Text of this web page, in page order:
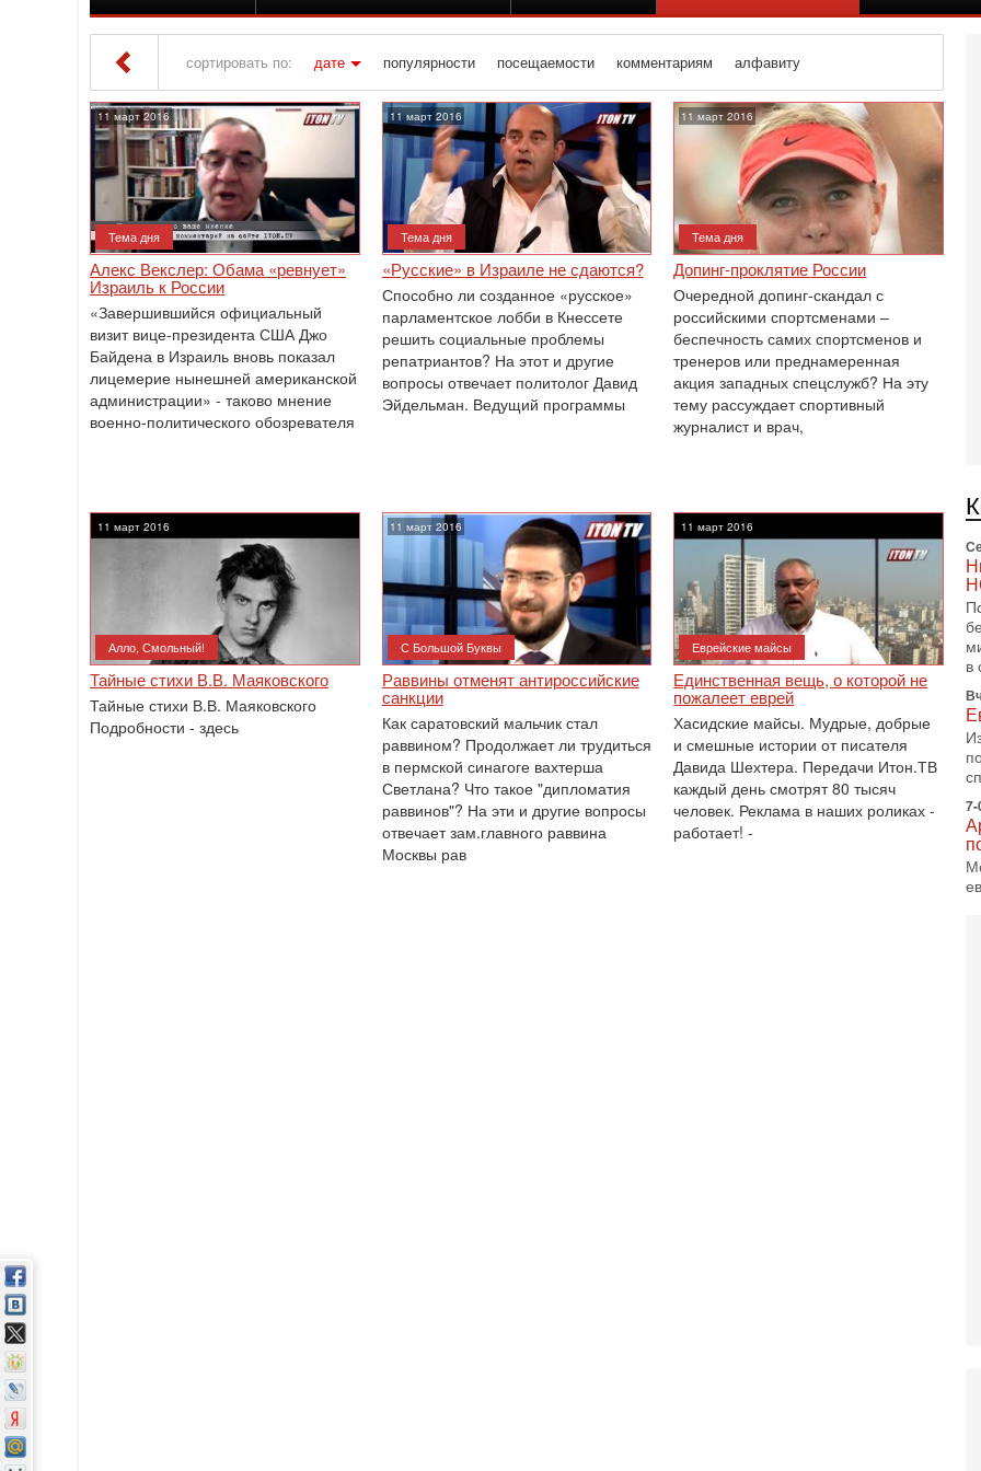
сортировать по: дате популярности посещаемости комментариям алфавиту
Iton TV» Материалы за 11.03.2016
11 март 2016
Тема дня
Алекс Векслер: Обама «ревнует»
Израиль к России
«Завершившийся официальный
визит вице-президента США Джо
Байдена в Израиль вновь показал
лицемерие нынешней американской
администрации» - таково мнение
военно-политического обозревателя
11 март 2016
Тема дня
«Русские» в Израиле не сдаются?
Способно ли созданное «русское»
парламентское лобби в Кнессете
решить социальные проблемы
репатриантов? На этот и другие
вопросы отвечает политолог Давид
Эйдельман. Ведущий программы
11 март 2016
Тема дня
Допинг-проклятие России
Очередной допинг-скандал с
российскими спортсменами –
беспечность самих спортсменов и
тренеров или преднамеренная
акция западных спецслужб? На эту
тему рассуждает спортивный
журналист и врач,
11 март 2016
Алло, Смольный!
Тайные стихи В.В. Маяковского
Тайные стихи В.В. Маяковского
Подробности - здесь
11 март 2016
С Большой Буквы
Раввины отменят антироссийские
санкции
Как саратовский мальчик стал
раввином? Продолжает ли трудиться
в пермской синагоге вахтерша
Светлана? Что такое "дипломатия
раввинов"? На эти и другие вопросы
отвечает зам.главного раввина
Москвы рав
11 март 2016
Еврейские майсы
Единственная вещь, о которой не
пожалеет еврей
Хасидские майсы. Мудрые, добрые
и смешные истории от писателя
Давида Шехтера. Передачи Итон.ТВ
каждый день смотрят 80 тысяч
человек. Реклама в наших роликах -
работает! -
в
7-